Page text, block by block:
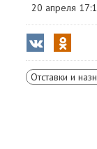
20 апреля
Отставки и